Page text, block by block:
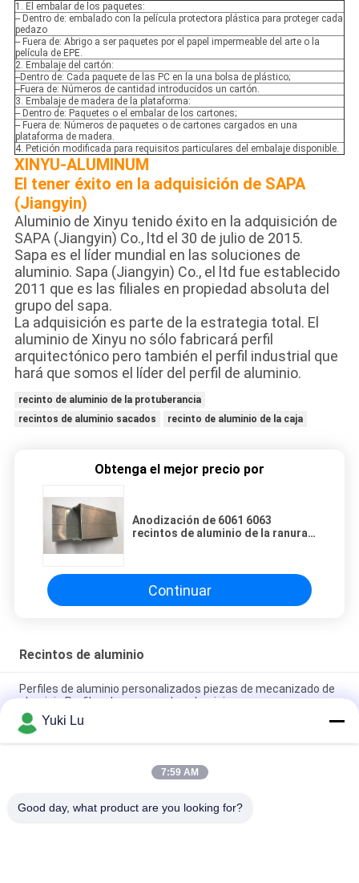
1. El embalar de los paquetes:
-- Dentro de: embalado con la película protectora plástica para proteger cada
pedazo
-- Fuera de: Abrigo a ser paquetes por el papel impermeable del arte o la
película de EPE.
2. Embalaje del cartón:
--Dentro de: Cada paquete de las PC en la una bolsa de plástico;
--Fuera de: Números de cantidad introducidos un cartón.
3. Embalaje de madera de la plataforma:
-- Dentro de: Paquetes o el embalar de los cartones;
-- Fuera de: Números de paquetes o de cartones cargados en una
plataforma de madera.
4. Petición modificada para requisitos particulares del embalaje disponible.
XINYU-ALUMINUM
El tener éxito en la adquisición de SAPA
(Jiangyin)
Aluminio de Xinyu tenido éxito en la adquisición de
SAPA (Jiangyin) Co., ltd el 30 de julio de 2015.
Sapa es el líder mundial en las soluciones de
aluminio. Sapa (Jiangyin) Co., el ltd fue establecido
2011 que es las filiales en propiedad absoluta del
grupo del sapa.
La adquisición es parte de la estrategia total. El
aluminio de Xinyu no sólo fabricará perfil
arquitectónico pero también el perfil industrial que
hará que somos el líder del perfil de aluminio.
recinto de aluminio de la protuberancia
recintos de aluminio sacados
recinto de aluminio de la caja
Obtenga el mejor precio por
Anodización de 6061 6063
recintos de aluminio de la ranura
Continuar
Recintos de aluminio
Perfiles de aluminio personalizados piezas de mecanizado de
aluminio Perfiles de carcasa de caluminio
Laser electrónico de la caja audio de la aleación de aluminio
que anodiza la caja audio
Fabricación profesional de extrusión de perfiles de aleación
Yuki Lu
7:59 AM
Good day, what product are you looking for?